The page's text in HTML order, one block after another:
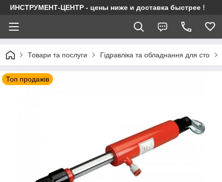
ИНСТРУМЕНТ-ЦЕНТР - цены ниже и доставка быстрее !
Товари та послуги Гідравліка та обладнання для сто
Топ продажів